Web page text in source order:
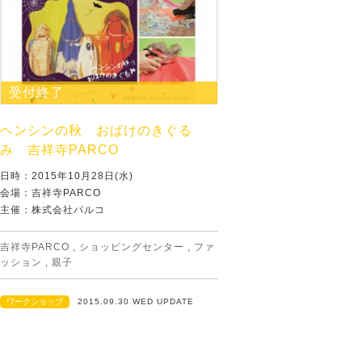
受付終了
ヘンシンの秋 おばけのきぐる
み 吉祥寺PARCO
日時：2015年10月28日(水)
会場：吉祥寺PARCO
主催：株式会社パルコ
吉祥寺PARCO , ショッピングセンター , ファ
ッション , 親子
ワークショップ 2015.09.30 WED UPDATE